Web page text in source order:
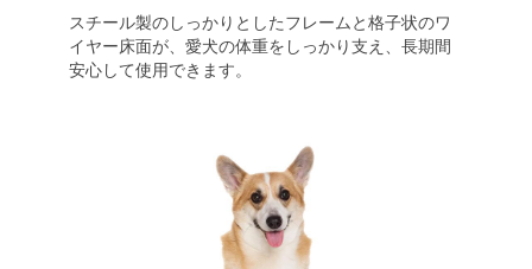
スチール製のしっかりとしたフレームと格子状のワ
イヤー床面が、愛犬の体重をしっかり支え、長期間
安心して使用できます。